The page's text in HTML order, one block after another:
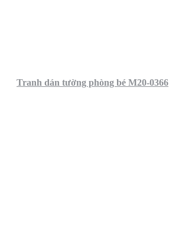
Tranh dán tường phòng bé M20-0366